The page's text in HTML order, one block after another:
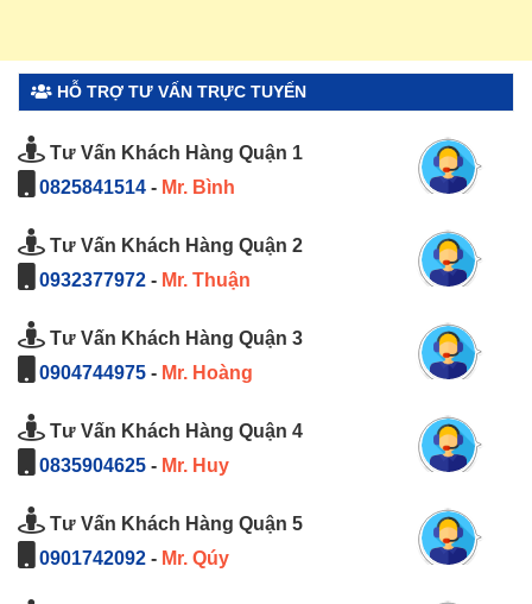
HỖ TRỢ TƯ VẤN TRỰC TUYẾN
Tư Vấn Khách Hàng Quận 1
0825841514 - Mr. Bình
Tư Vấn Khách Hàng Quận 2
0932377972 - Mr. Thuận
Tư Vấn Khách Hàng Quận 3
0904744975 - Mr. Hoàng
Tư Vấn Khách Hàng Quận 4
0835904625 - Mr. Huy
Tư Vấn Khách Hàng Quận 5
0901742092 - Mr. Qúy